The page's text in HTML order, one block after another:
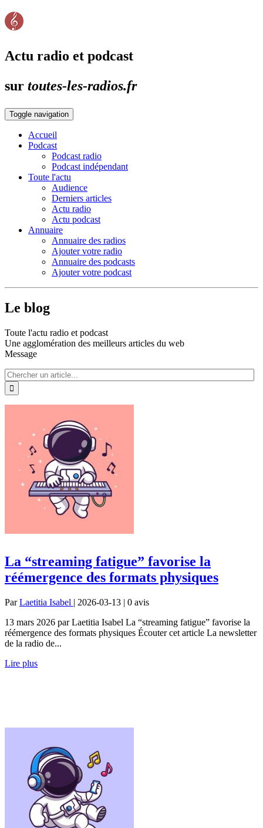
Actu radio et podcast
sur toutes-les-radios.fr
Toggle navigation
Accueil
Podcast
Podcast radio
Podcast indépendant
Toute l'actu
Audience
Derniers articles
Actu radio
Actu podcast
Annuaire
Annuaire des radios
Ajouter votre radio
Annuaire des podcasts
Ajouter votre podcast
Le blog
Toute l'actu radio et podcast
Une agglomération des meilleurs articles du web
Message
La “streaming fatigue” favorise la
réémergence des formats physiques
ParLaetitia Isabel | 2026-03-13 | 0 avis
13 mars 2026 par Laetitia Isabel La “streaming fatigue” favorise la
réémergence des formats physiques Écouter cet article La newsletter
de la radio de...
Lire plus